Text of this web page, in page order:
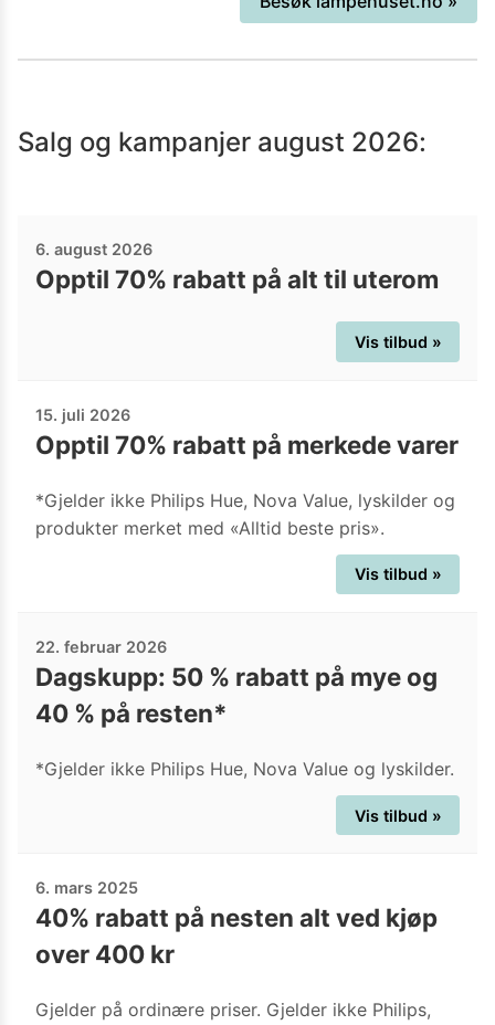
behovet for lys. Belysning er med på å
gjøre hjemmet mer personlig og
Salg og kampanjer august 2026:
6. august 2026
Opptil 70% rabatt på alt til uterom
Vis tilbud »
15. juli 2026
Opptil 70% rabatt på merkede varer
*Gjelder ikke Philips Hue, Nova Value, lyskilder og
produkter merket med «Alltid beste pris».
Vis tilbud »
22. februar 2026
Dagskupp: 50 % rabatt på mye og
40 % på resten*
*Gjelder ikke Philips Hue, Nova Value og lyskilder.
Vis tilbud »
6. mars 2025
40% rabatt på nesten alt ved kjøp
over 400 kr
Gjelder på ordinære priser. Gjelder ikke Philips,